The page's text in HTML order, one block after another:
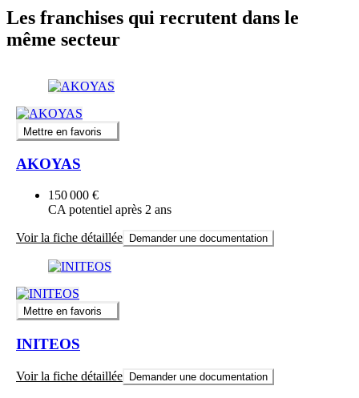
Les franchises qui recrutent dans le
même secteur
Mettre en favoris
AKOYAS
150 000 €
CA potentiel après 2 ans
Voir la fiche détaillée Demander une documentation
Mettre en favoris
INITEOS
Voir la fiche détaillée Demander une documentation